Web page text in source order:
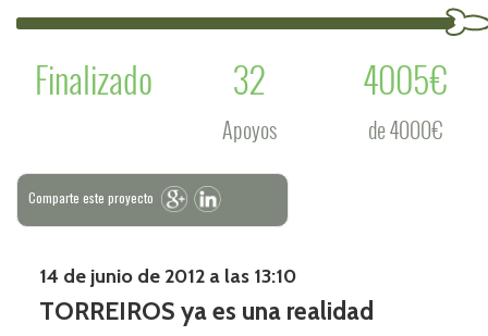
Finalizado
32
Apoyos
4005€
de 4000€
Comparte este proyecto
14 de junio de 2012 a las 13:10
TORREIROS ya es una realidad